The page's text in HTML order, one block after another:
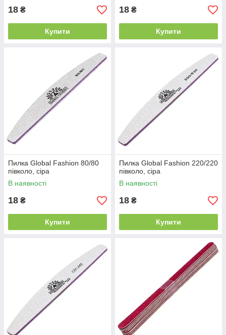
18 ₴
Купити
18 ₴
Купити
Пилка Global Fashion 80/80
півколо, сіра
В наявності
18 ₴
Купити
Пилка Global Fashion 220/220
півколо, сіра
В наявності
18 ₴
Купити